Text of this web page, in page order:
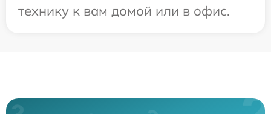
технику к вам домой или в офис.